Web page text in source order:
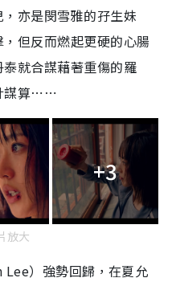
亦是閔雪雅的孖生妹
但反而燃起更硬的心腸
就合謀藉著重傷的羅
謀算⋯⋯
+3
放大
）強勢回歸，在夏允